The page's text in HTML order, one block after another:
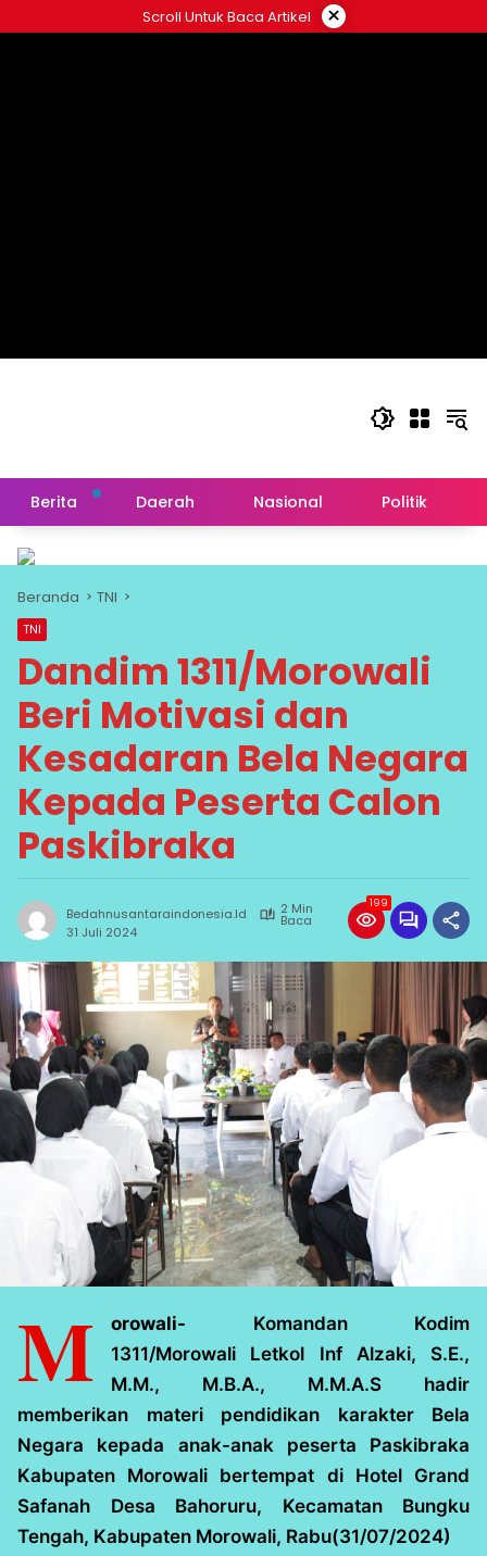
ke
Scroll Untuk Baca Artikel ×
Berita Daerah Nasional Politik
Beranda TNI
TNI
Dandim 1311/Morowali
Beri Motivasi dan
Kesadaran Bela Negara
Kepada Peserta Calon
Paskibraka
Bedahnusantaraindonesia.id 2 Min
Baca
31 Juli 2024
199
M orowali- Komandan Kodim
1311/Morowali Letkol Inf Alzaki, S.E.,
M.M., M.B.A., M.M.A.S hadir
memberikan materi pendidikan karakter Bela
Negara kepada anak-anak peserta Paskibraka
Kabupaten Morowali bertempat di Hotel Grand
Safanah Desa Bahoruru, Kecamatan Bungku
Tengah, Kabupaten Morowali, Rabu(31/07/2024)